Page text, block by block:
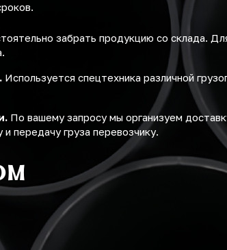
забрать продукцию со склада.
Используется спецтехника различной
По вашему запросу мы организуем
передачу груза перевозчику.